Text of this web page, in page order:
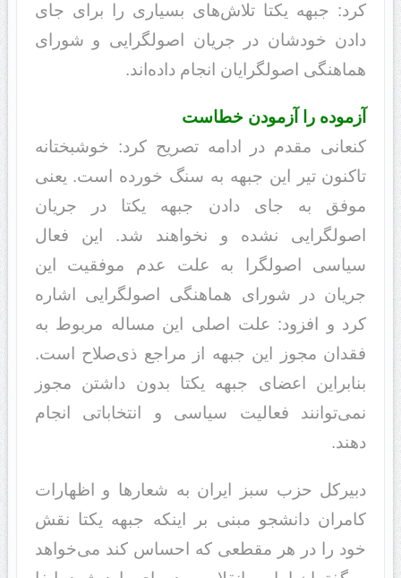
کرد: جبهه یکتا تلاش‌های بسیاری را برای جای
دادن خودشان در جریان اصولگرایی و شورای
هماهنگی اصولگرایان انجام داده‌اند.
آزموده را آزمودن خطاست
کنعانی مقدم در ادامه تصریح کرد: خوشبختانه
تاکنون تیر این جبهه به سنگ خورده است. یعنی
موفق به جای دادن جبهه یکتا در جریان
اصولگرایی نشده‌ و نخواهند شد. این فعال
سیاسی اصولگرا به علت عدم موفقیت این
جریان در شورای هماهنگی اصولگرایی اشاره
کرد و افزود: علت اصلی این مساله مربوط به
فقدان مجوز این جبهه از مراجع ذی‌صلاح است.
بنابراین اعضای جبهه یکتا بدون داشتن مجوز
نمی‌توانند فعالیت سیاسی و انتخاباتی انجام
دهند.
دبیرکل حزب سبز ایران به شعارها و اظهارات
کامران دانشجو مبنی بر اینکه جبهه یکتا نقش
خود را در هر مقطعی که احساس کند می‌خواهد